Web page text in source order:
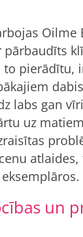
pārbaudīts
to pierādītu,
labs gan
uz
un